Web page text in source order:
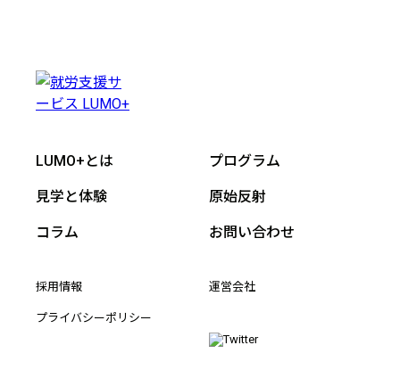
LUMO+とは プログラム
見学と体験 原始反射
コラム お問い合わせ
採用情報 運営会社
プライバシーポリシー